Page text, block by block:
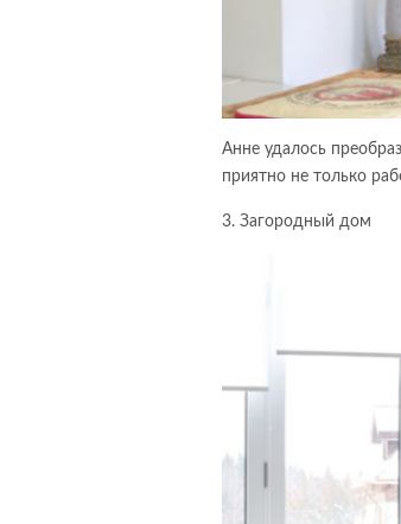
Анне удалось
приятно не только
3. Загородный дом